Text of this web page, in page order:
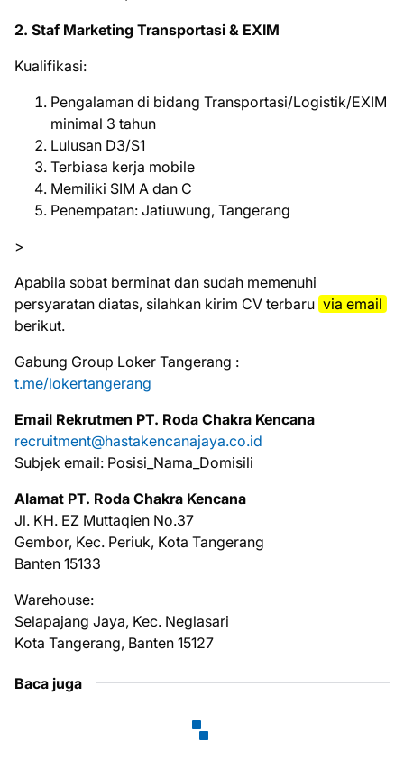
2. Staf Marketing Transportasi & EXIM
Kualifikasi:
Pengalaman di bidang Transportasi/Logistik/EXIM
minimal 3 tahun
Lulusan D3/S1
Terbiasa kerja mobile
Memiliki SIM A dan C
Penempatan: Jatiuwung, Tangerang
>
Aраbіlа ѕоbаt bеrmіnаt dаn ѕudаh mеmеnuhі
реrѕуаrаtаn dіаtаѕ, ѕіlаhkаn kіrіm CV tеrbаru vіа email
bеrіkut.
Gabung Group Loker Tangerang :
t.me/lokertangerang
Email Rekrutmen PT. Roda Chakra Kencana
recruitment@hastakencanajaya.co.id
Subjek email: Posisi_Nama_Domisili
Alamat PT. Roda Chakra Kencana
Jl. KH. EZ Muttaqien No.37
Gembor, Kec. Periuk, Kota Tangerang
Banten 15133
Warehouse:
Selapajang Jaya, Kec. Neglasari
Kota Tangerang, Banten 15127
Baca juga